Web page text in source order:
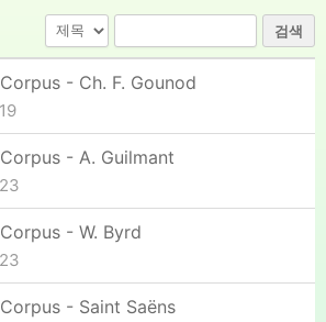
검색
- Ch. F. Gounod
19
- A. Guilmant
23
- W. Byrd
23
- Saint Saëns